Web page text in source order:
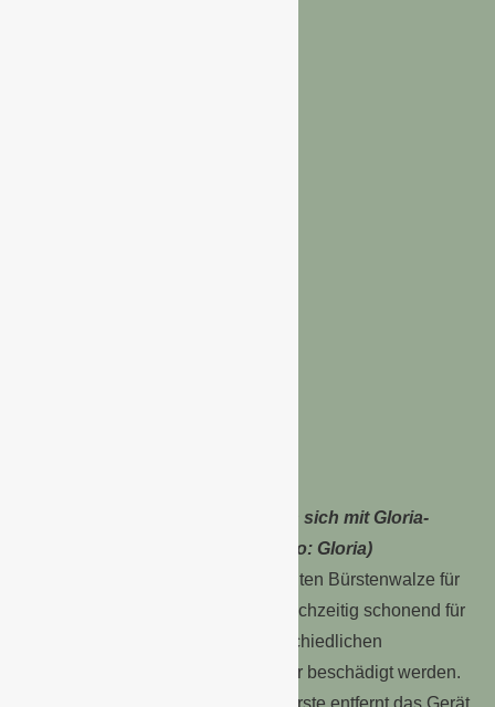
Holz- und Steinberflächen lassen sich mit Gloria-
MuliBrush mühelos reinigen (Foto: Gloria)
Das Nylonmaterial der 165 mm breiten Bürstenwalze für
Steinoberflächen ist robust und gleichzeitig schonend für
den Untergrund, sodass die unterschiedlichen
Steinmaterialien nicht verkratzt oder beschädigt werden.
In der Anwendung mit der Fugenbürste entfernt das Gerät